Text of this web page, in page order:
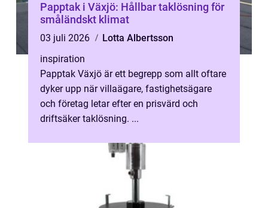
Papptak i Växjö: Hållbar taklösning för
småländskt klimat
03 juli 2026
Lotta Albertsson
inspiration
Papptak Växjö är ett begrepp som allt oftare
dyker upp när villaägare, fastighetsägare
och företag letar efter en prisvärd och
driftsäker taklösning. ...